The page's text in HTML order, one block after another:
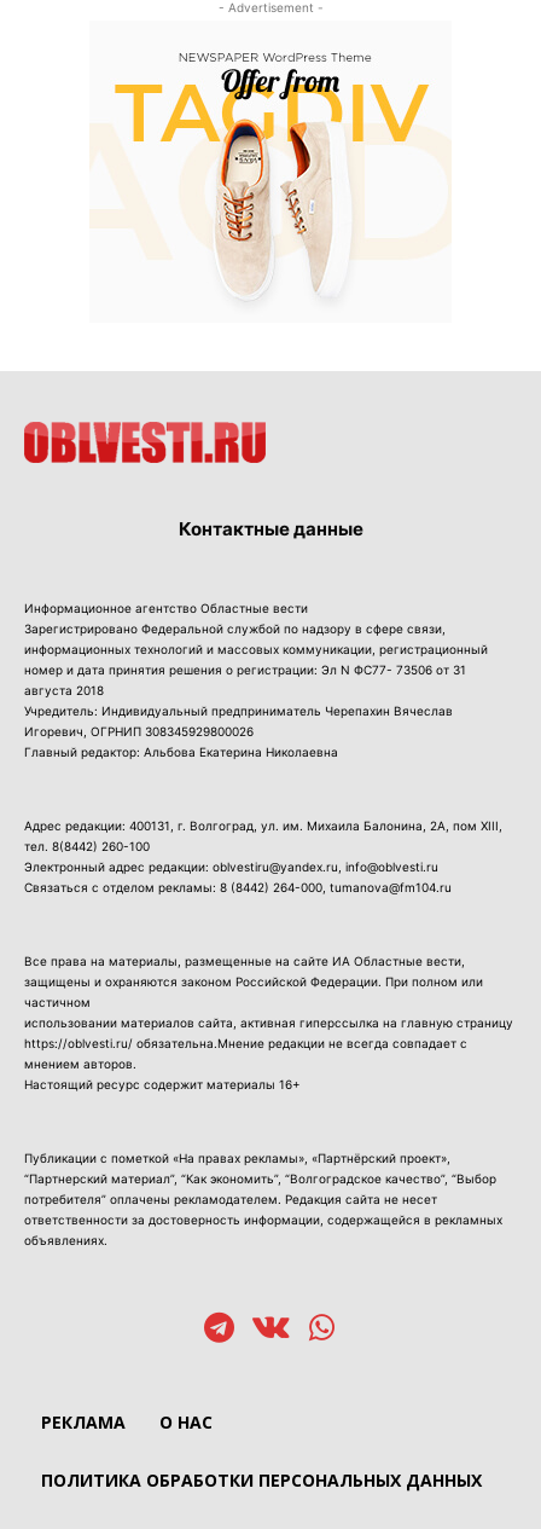
- Advertisement -
Контактные данные
Информационное агентство Областные вести
Зарегистрировано Федеральной службой по надзору в сфере связи,
информационных технологий и массовых коммуникации, регистрационный
номер и дата принятия решения о регистрации: Эл N ФС77- 73506 от 31
августа 2018
Учредитель: Индивидуальный предприниматель Черепахин Вячеслав
Игоревич, ОГРНИП 308345929800026
Главный редактор: Альбова Екатерина Николаевна
Адрес редакции: 400131, г. Волгоград, ул. им. Михаила Балонина, 2А, пом XIII,
тел. 8(8442) 260-100
Электронный адрес редакции: oblvestiru@yandex.ru, info@oblvesti.ru
Связаться с отделом рекламы: 8 (8442) 264-000 , tumanova@fm104.ru
Все права на материалы, размещенные на сайте ИА Областные вести,
защищены и охраняются законом Российской Федерации. При полном или
частичном
использовании материалов сайта, активная гиперссылка на главную страницу
https://oblvesti.ru/ обязательна.Мнение редакции не всегда совпадает с
мнением авторов.
Настоящий ресурс содержит материалы 16+
Публикации с пометкой «На правах рекламы», «Партнёрский проект»,
“Партнерский материал”, “Как экономить”, “Волгоградское качество”, “Выбор
потребителя” оплачены рекламодателем. Редакция сайта не несет
ответственности за достоверность информации, содержащейся в рекламных
объявлениях.
РЕКЛАМА О НАС
ПОЛИТИКА ОБРАБОТКИ ПЕРСОНАЛЬНЫХ ДАННЫХ